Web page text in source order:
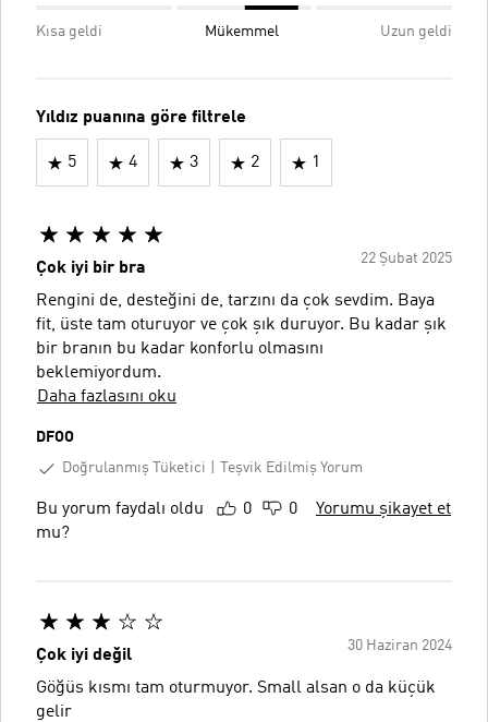
Kısa geldi Mükemmel Uzun geldi
Yıldız puanına göre filtrele
5 4 3 2 1
22 Şubat 2025
Çok iyi bir bra
Rengini de, desteğini de, tarzını da çok sevdim. Baya
fit, üste tam oturuyor ve çok şık duruyor. Bu kadar şık
bir branın bu kadar konforlu olmasını
beklemiyordum.
Daha fazlasını oku
DFOO
Doğrulanmış Tüketici
Teşvik Edilmiş Yorum
Bu yorum faydalı oldu
mu?
0 0 Yorumu şikayet et
30 Haziran 2024
Çok iyi değil
Göğüs kısmı tam oturmuyor. Small alsan o da küçük
gelir